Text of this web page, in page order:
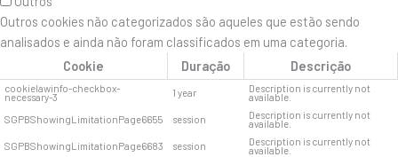
Outros cookies não categorizados são aqueles que estão sendo
analisados ​​e ainda não foram classificados em uma categoria.
Cookie
Duração Descrição
cookielawinfo-checkbox-
necessary-3 1 year Description is currently not
available.
SGPBShowingLimitationPage6655
session Description is currently not
available.
SGPBShowingLimitationPage6683
session Description is currently not
available.